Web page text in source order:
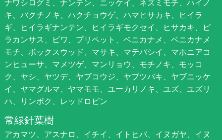
ナワシログミ、ナンテン、ニッケイ、ネズミモチ、ハイノ
キ、バクチノキ、ハクチョウゲ、ハマヒサカキ、ヒイラ
ギ、ヒイラギナンテン、ヒイラギモクセイ、ヒサカキ、ピ
ラカンサス、ビワ、プリペット、ベニカナメ、ベニカナメ
モチ、ボックスウッド、マサキ、マテバシイ、マホニアコ
ンヒューサ、マメツゲ、マンリョウ、モチノキ、モッコ
ク、ヤシ、ヤツデ、ヤブコウジ、ヤブツバキ、ヤブニッケ
イ、ヤマグルマ、ヤマモモ、ユーカリノキ、ユズ、ユズリ
ハ、リンボク、レッドロビン
常緑針葉樹
アカマツ、アスナロ、イチイ、イトヒバ、イヌガヤ、イヌ